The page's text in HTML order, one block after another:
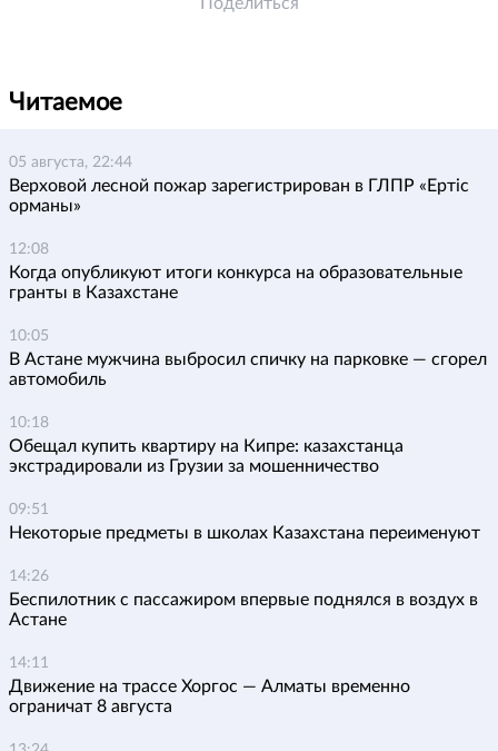
Читаемое
05 августа, 22:44
Верховой лесной пожар зарегистрирован в ГЛПР «Ертіс
орманы»
12:08
Когда опубликуют итоги конкурса на образовательные
гранты в Казахстане
10:05
В Астане мужчина выбросил спичку на парковке — сгорел
автомобиль
10:18
Обещал купить квартиру на Кипре: казахстанца
экстрадировали из Грузии за мошенничество
09:51
Некоторые предметы в школах Казахстана переименуют
14:26
Беспилотник с пассажиром впервые поднялся в воздух в
Астане
14:11
Движение на трассе Хоргос — Алматы временно
ограничат 8 августа